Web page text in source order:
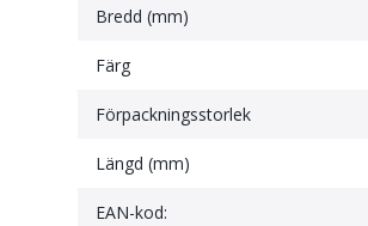
Bredd (mm)
Färg
Förpackningsstorlek
Längd (mm)
EAN-kod: